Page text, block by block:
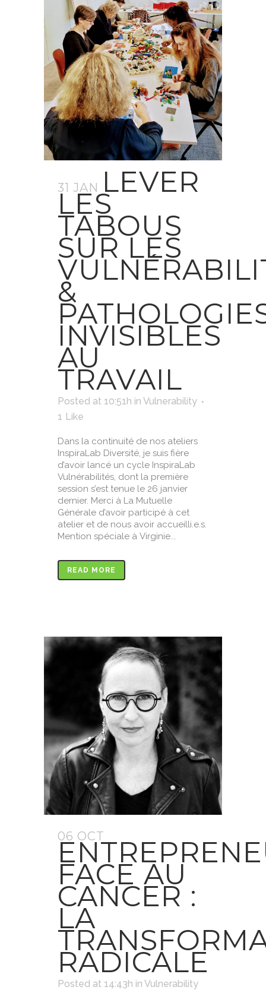
31 JAN LEVER
LES
TABOUS
SUR LES
&
INVISIBLES
AU
TRAVAIL
Posted at 10:51h in Vulnerability
1 Like
Dans la continuité de nos ateliers
InspiraLab Diversité, je suis fière
d’avoir lancé un cycle InspiraLab
Vulnérabilités, dont la première
session s’est tenue le 26 janvier
dernier. Merci à La Mutuelle
Générale d’avoir participé à cet
atelier et de nous avoir accueilli.e.s.
Mention spéciale à Virginie...
READ MORE
06 OCT
FACE AU
CANCER :
LA
RADICALE
Posted at 14:43h in Vulnerability